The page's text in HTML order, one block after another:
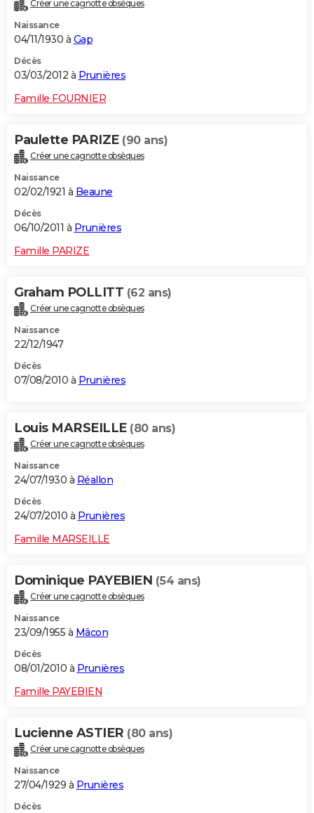
Créer une cagnotte obsèques
Naissance
04/11/1930 à Gap
Décès
03/03/2012 à Prunières
Famille FOURNIER
Paulette PARIZE (90 ans)
Créer une cagnotte obsèques
Naissance
02/02/1921 à Beaune
Décès
06/10/2011 à Prunières
Famille PARIZE
Graham POLLITT (62 ans)
Créer une cagnotte obsèques
Naissance
22/12/1947
Décès
07/08/2010 à Prunières
Louis MARSEILLE (80 ans)
Créer une cagnotte obsèques
Naissance
24/07/1930 à Réallon
Décès
24/07/2010 à Prunières
Famille MARSEILLE
Dominique PAYEBIEN (54 ans)
Créer une cagnotte obsèques
Naissance
23/09/1955 à Mâcon
Décès
08/01/2010 à Prunières
Famille PAYEBIEN
Lucienne ASTIER (80 ans)
Créer une cagnotte obsèques
Naissance
27/04/1929 à Prunières
Décès